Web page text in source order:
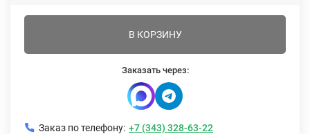
В КОРЗИНУ
Заказать через:
Заказ по телефону: +7 (343) 328-63-22